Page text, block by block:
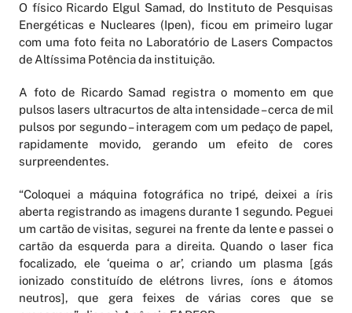
O físico Ricardo Elgul Samad, do Instituto de Pesquisas
Energéticas e Nucleares (Ipen), ficou em primeiro lugar
com uma foto feita no Laboratório de Lasers Compactos
de Altíssima Potência da instituição.
A foto de Ricardo Samad registra o momento em que
pulsos lasers ultracurtos de alta intensidade – cerca de mil
pulsos por segundo – interagem com um pedaço de papel,
rapidamente movido, gerando um efeito de cores
surpreendentes.
“Coloquei a máquina fotográfica no tripé, deixei a íris
aberta registrando as imagens durante 1 segundo. Peguei
um cartão de visitas, segurei na frente da lente e passei o
cartão da esquerda para a direita. Quando o laser fica
focalizado, ele ‘queima o ar’, criando um plasma [gás
ionizado constituído de elétrons livres, íons e átomos
neutros], que gera feixes de várias cores que se